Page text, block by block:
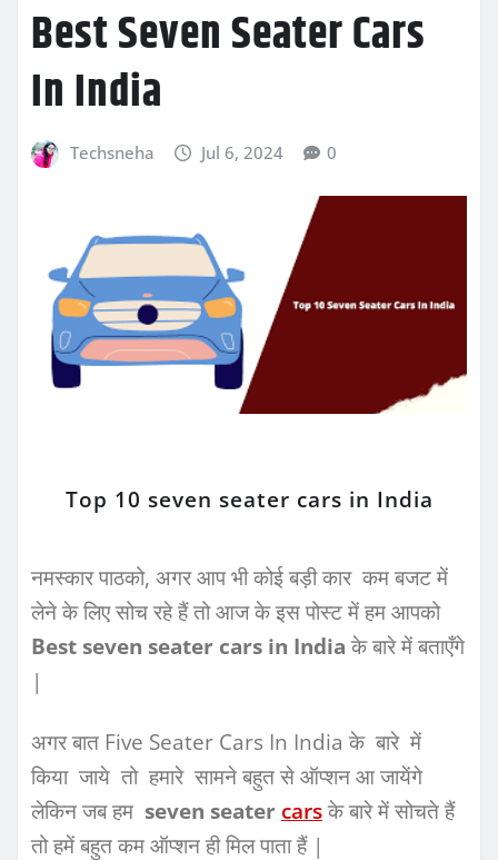
Best Seven Seater Cars
In India
Techsneha Jul 6, 2024 0
Top 10 seven seater cars in India
नमस्कार पाठको, अगर आप भी कोई बड़ी कार कम बजट में
लेने के लिए सोच रहे हैं तो आज के इस पोस्ट में हम आपको
Best seven seater cars in India के बारे में बताएँगे
|
अगर बात Five Seater Cars In India के बारे में
किया जाये तो हमारे सामने बहुत से ऑप्शन आ जायेंगे
लेकिन जब हम seven seater cars के बारे में सोचते हैं
तो हमें बहुत कम ऑप्शन ही मिल पाता हैं |